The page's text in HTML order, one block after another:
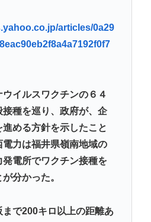
・斉藤慎二被告（43）に懲役7
（全治4ヶ月半・車は廃車）で
SNS最大のデメリットは口を
信できるようになったこと」
問題、性加害した番組出演者
会保障、岐路に 財源5兆円見通
的な目で見てる奴はにわ
articles/0a29
イルスワクチンの６４
接種を巡り、政府が、企
める方針を示したこと
電力は福井県嶺南地域の
発電所でワクチン接種を
とが分かった。
まで200キロ以上の距離あ